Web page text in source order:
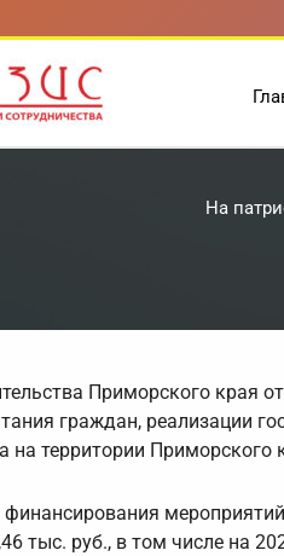
На
Приморского края
граждан, реализации
на территории
тыс. руб., в том числе на